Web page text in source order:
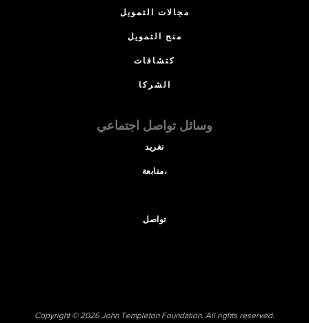
مجالات التمويل
منح التمويل
كتشافات
الشركا
وسائل تواصل اجتماعي
تغريد
متابعة،
تواصل
Copyright © 2026 John Templeton Foundation. All rights reserved.